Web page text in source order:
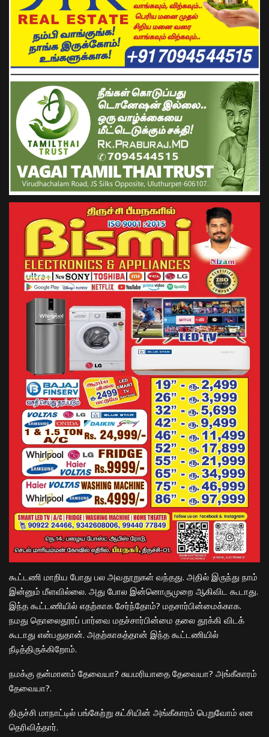
கூட்டணி மாறிய போது பல அவதூறுகள் வந்தது. அதில் இருந்து நாம்
இன்னும் மீளவில்லை. அது போல இன்னொருமுறை ஆகிவிட கூடாது.
இந்த கூட்டணியில் எதற்காக சேர்ந்தோம்? மதசார்பின்மைக்காக.
நமது தொலைதூரப் பார்வை மதச்சார்பின்மை தலை தூக்கி விடக்
கூடாது என்பதுதான். அதற்காகத்தான் இந்த கூட்டணியில்
நீடித்திருக்கிறோம்.
நமக்கு தன்மானம் தேவையா? சுயமரியாதை தேவையா? அங்கீகாரம்
தேவையா?.
திருச்சி மாநாட்டில் பங்கேற்று கட்சியின் அங்கீகாரம் பெறுவோம் என
தெரிவித்தார்.